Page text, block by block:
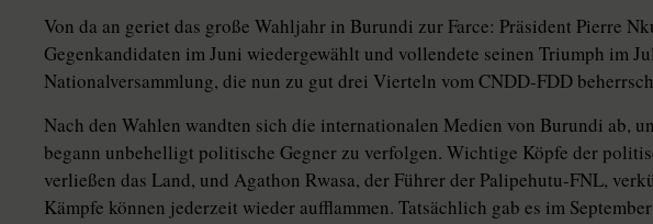
Von da an geriet das große Wahljahr in Burundi zur Farce: Präsident Pierre
Gegenkandidaten im Juni wiedergewählt und vollendete seinen Triumph im
Nationalversammlung, die nun zu gut drei Vierteln vom CNDD-FDD
Nach den Wahlen wandten sich die internationalen Medien von Burundi ab,
begann unbehelligt politische Gegner zu verfolgen. Wichtige Köpfe der
verließen das Land, und Agathon Rwasa, der Führer der Palipehutu-FNL,
Kämpfe können jederzeit wieder aufflammen. Tatsächlich gab es im